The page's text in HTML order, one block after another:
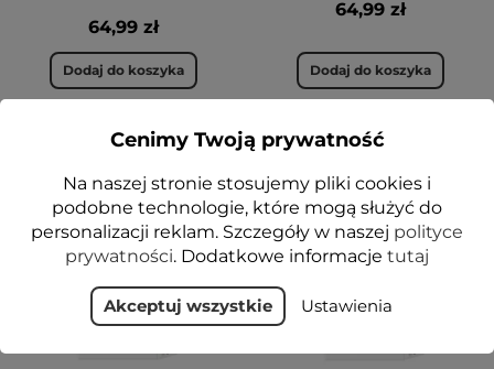
64,99 zł
Dodaj do koszyka
64,99 zł
Dodaj do koszyka
NOWOŚĆ
VEGE
NOWOŚĆ
Cenimy Twoją prywatność
Na naszej stronie stosujemy pliki cookies i
podobne technologie, które mogą służyć do
personalizacji reklam. Szczegóły w naszej polityce
prywatności. Dodatkowe informacje tutaj
Akceptuj wszystkie Ustawienia